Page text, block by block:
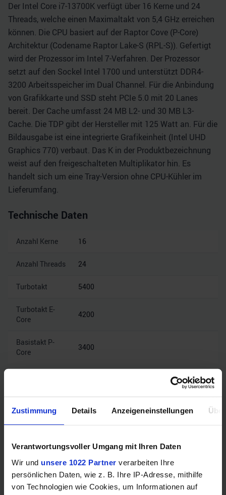
Zustimmung Details Anzeigeneinstellungen
Verantwortungsvoller Umgang mit Ihren Daten
Wir und unsere 1022 Partner verarbeiten Ihre
persönlichen Daten, wie z. B. Ihre IP-Adresse, mithilfe
von Technologien wie Cookies, um Informationen auf
Der Intel Core i7-13700K verfügt über 16 Kerne und 24
Threads, welche einen Maximaltakt von 5,4 GHz erreichen
können. Die CPU basiert auf der Raptor Cove (P-Core)
Architektur (Codename Raptor Lake-S (RPL-S)). Gefertigt
wird der Prozessor im Intel 7-Verfahren. Der Prozessor
setzt auf den Sockel Intel 1700 und unterstützt DDR4-
3200 Arbeitsspeicher im Dual Channel. Für die Anbindung
von Grafikkarte und SSD steht PCIe 5.0 mit 20 Lanes
bereit. Der Cache umfasst 24 MB L2- und 30 MB L3-
Cache. Die TDP gibt der Hersteller mit 125 Watt an. Für die
Bildausgabe ist eine integrierte Grafikeinheit (Intel UHD
Graphics 770) verbaut. Das K in der Produktbezeichnung
weist auf den freigeschalteten Multiplikator hin. Es
handelt sich um eine Tray-Version ohne CPU-Kühler im
Lieferumfang.
Technische Daten
Anzahl Kerne 16
Anzahl Threads 24
Turbotakt 5400
Turbotakt E-
Core
4200
Basistakt P-
Core
3400
Hinweis: Unsere Links sind Affiliate Links. Wir erhalten beim Kauf
eine kleine Provision, ohne dass sich euer Preis erhöht.
ZUM BESTPREIS